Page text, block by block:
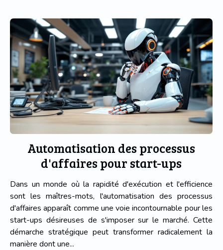
Automatisation des processus
d'affaires pour start-ups
Dans un monde où la rapidité d'exécution et l'efficience
sont les maîtres-mots, l'automatisation des processus
d'affaires apparaît comme une voie incontournable pour les
start-ups désireuses de s'imposer sur le marché. Cette
démarche stratégique peut transformer radicalement la
manière dont une...